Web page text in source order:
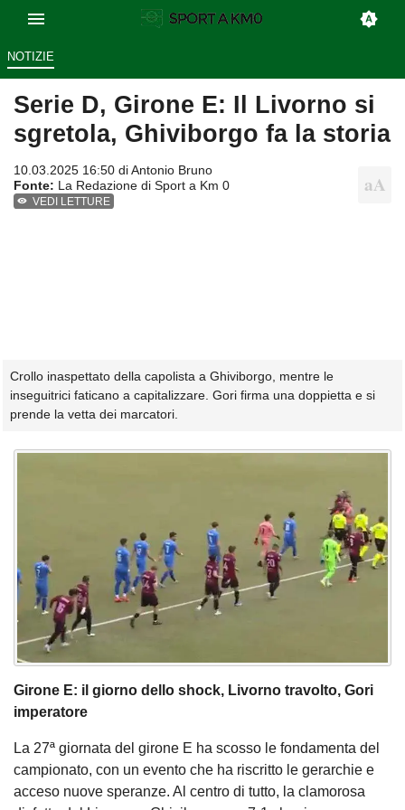
NOTIZIE
Serie D, Girone E: Il Livorno si
sgretola, Ghiviborgo fa la storia
10.03.2025 16:50 diAntonio Bruno
Fonte: La Redazione di Sport a Km 0
VEDI LETTURE
Crollo inaspettato della capolista a Ghiviborgo, mentre le
inseguitrici faticano a capitalizzare. Gori firma una doppietta e si
prende la vetta dei marcatori.
Girone E: il giorno dello shock, Livorno travolto, Gori
imperatore
La 27ª giornata del girone E ha scosso le fondamenta del
campionato, con un evento che ha riscritto le gerarchie e
acceso nuove speranze. Al centro di tutto, la clamorosa